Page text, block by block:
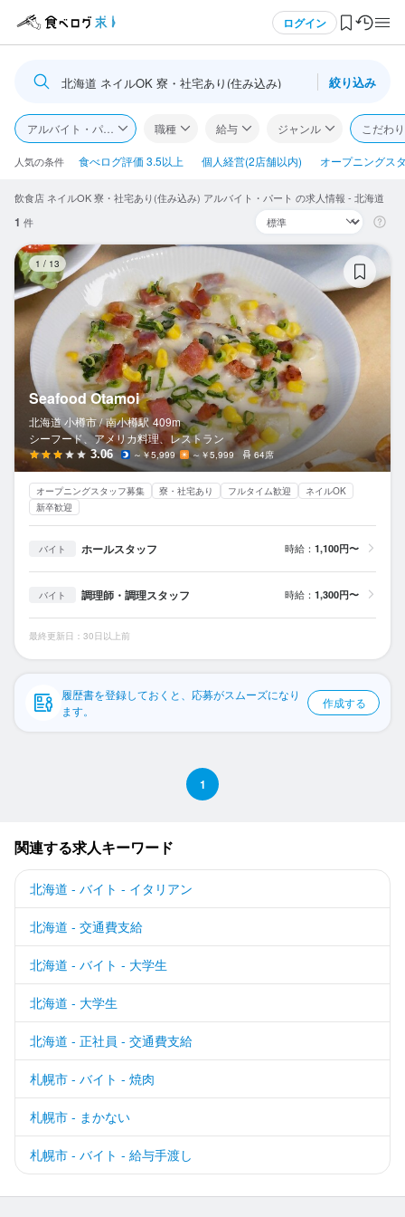
ログイン
ログイン・無料会員登録
食べログ求人TOP
求人検索
閲覧履歴
気になる求人
検索履歴・保存した条件
応募履歴
WEB履歴書
スカウト・メルマガ受信設定
プライバシーポリシー
利用規約
企業情報
北海道 ネイルOK 寮・社宅あり(住み込み) 絞り込み
アルバイト・パート 職種 給与 ジャンル こだわ
人気の条件 食べログ評価 3.5以上 個人経営(2店舗以内) オープニングス
飲食店 ネイルOK 寮・社宅あり(住み込み) アルバイト・パート の求人情報 - 北海道
1 件
1 / 13
Seafood Otamoi
北海道 小樽市 / 南小樽駅 409m
シーフード、アメリカ料理、レストラン
3.06 ～￥5,999 ～￥5,999 64席
オープニングスタッフ募集 寮・社宅あり フルタイム歓迎
ネイルOK
新卒歓迎
バイト ホールスタッフ 時給： 1,100円〜
バイト 調理師・調理スタッフ 時給： 1,300円〜
最終更新日：30日以上前
履歴書を登録しておくと、応募がスムーズになり
ます。
作成する
1
関連する求人キーワード
北海道 - バイト - イタリアン
北海道 - 交通費支給
北海道 - バイト - 大学生
北海道 - 大学生
北海道 - 正社員 - 交通費支給
札幌市 - バイト - 焼肉
札幌市 - まかない
札幌市 - バイト - 給与手渡し